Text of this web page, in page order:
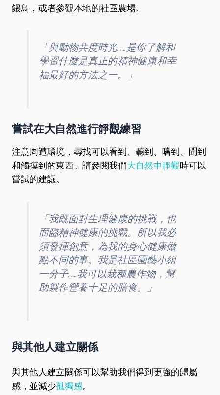
餵鳥，或者參觀本地的社區農場。
「與動物共度時光……是你了解和
學習什麼是真正的精神健康和幸
福最好的方法之一。」
嘗試在大自然進行靜觀練習
注意周遭環境，尋找可以看到、聽到、嚐到、聞到
和觸摸到的東西。請參閱我們大自然中靜觀時可以
嘗試的建議。
「我既面對生理健康的挑戰，也
面臨精神健康的挑戰。所以我必
須發揮創意，為我的身心健康做
點不同的事。我是社區園藝小組
一分子……我可以栽種農作物，幫
助製作營養十足的膳食。」
與其他人建立關係
與其他人建立關係可以幫助我們得到更強的歸屬
感，並減少孤獨感。